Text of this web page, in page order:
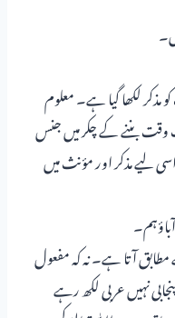
لکھا گیا ہے۔ معلوم
وقت بننے کے چکر میں جنس
لیے مذکر اور مؤنث میں
آتا ہے۔ نہ کہ مفعول
نہیں عربی لکھ رہے